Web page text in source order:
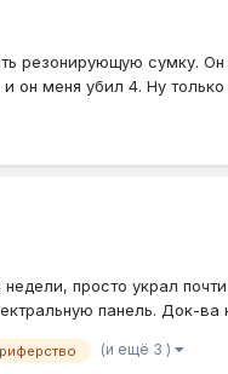
резонирующую сумку.
он меня убил 4. Ну
просто украл
панель. Док-ва
(и ещё 3 )